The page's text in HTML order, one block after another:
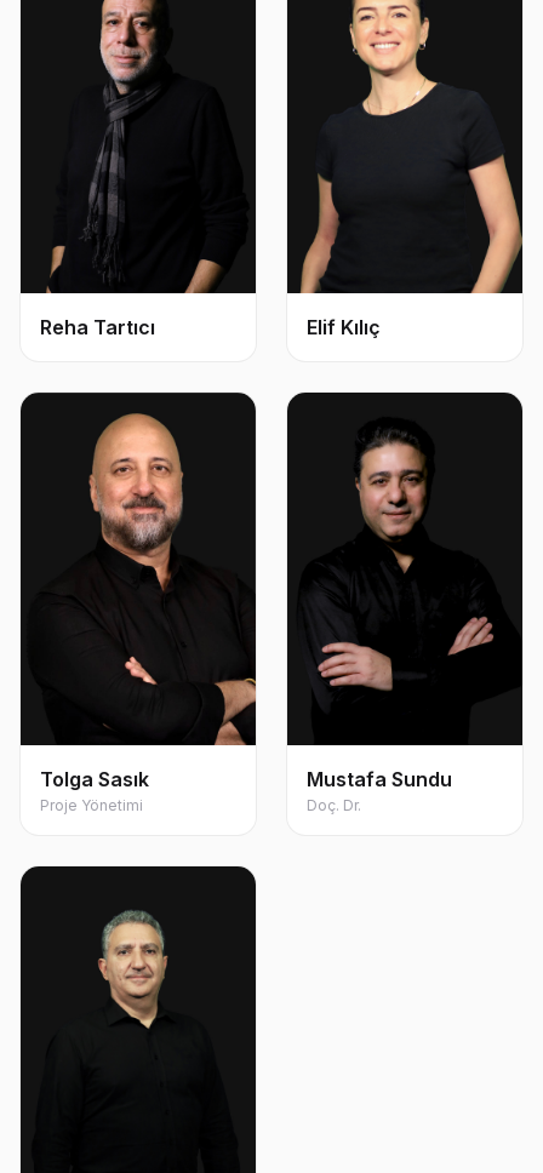
Reha Tartıcı Elif Kılıç
Tolga Sasık
Proje Yönetimi
Mustafa Sundu
Doç. Dr.